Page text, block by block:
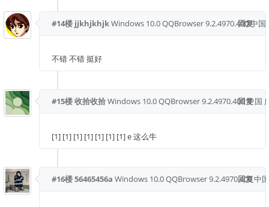
回复
#14楼 jjkhjkhjkWindows 10.0QQBrowser 9.2.4970.400中国
不错 不错 挺好
回复
#15楼收拾收拾Windows 10.0QQBrowser 9.2.4970.400中国
[1] [1] [1] [1] [1] [1] [1] e 这么牛
回复
#16楼56465456a Windows 10.0QQBrowser 9.2.4970.400中